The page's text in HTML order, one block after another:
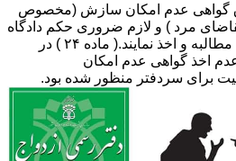
گواهی عدم امکان سازش (مخصوص
مرد ) و لازم ضروری حکم دادگاه
(در طلاق به تقاضای زن ) را مطالبه و اخذ نمایند.( ماده ۲۴ ) در
اخذ گواهی عدم امکان
برای سردفتر منظور شده بود.